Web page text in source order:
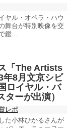
ヤル・オペラ・ハウ
舞台が特別映像を交
鑑...
「The Artists
年8月文京シビ
ロイヤル・バ
ーが出演）
レポ
た小林ひかるさんが